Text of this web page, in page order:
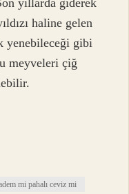
yıllarda giderek
haline gelen
yenebileceği gibi
meyveleri çiğ
mi pahalı ceviz mi